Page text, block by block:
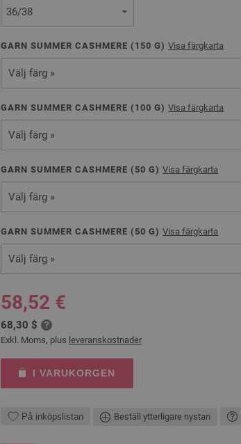
GARN SUMMER CASHMERE ( 150 G) Visa färgkarta
Välj färg »
GARN SUMMER CASHMERE ( 100 G) Visa färgkarta
Välj färg »
GARN SUMMER CASHMERE ( 50 G) Visa färgkarta
Välj färg »
GARN SUMMER CASHMERE ( 50 G) Visa färgkarta
Välj färg »
58,52 €
68,30 $
Exkl. Moms, plus leveranskostnader
I VARUKORGEN
På inköpslistan Beställ ytterligare nystan